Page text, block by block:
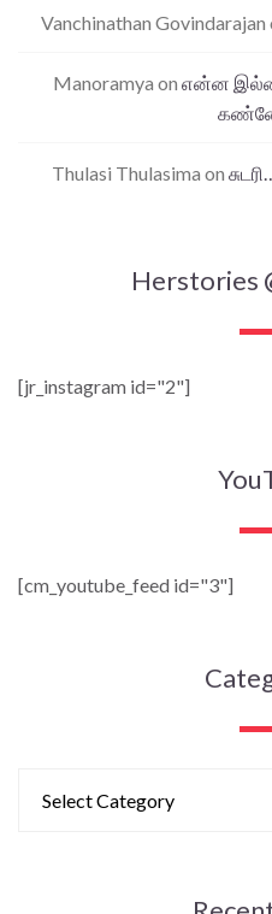
Vanchinathan Govindarajan
Manoramya on என்ன
Thulasi Thulasima on
Herstories
[jr_instagram id="2"]
[cm_youtube_feed id="3"]